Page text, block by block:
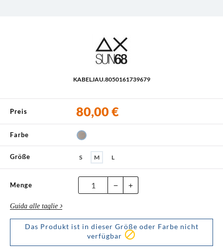
KABELJAU.8050161739679
Preis 80,00 €
Farbe 98 - Stein
Größe S M L
Menge
Guida alle taglie
Das Produkt ist in dieser Größe oder Farbe nicht
verfügbar 